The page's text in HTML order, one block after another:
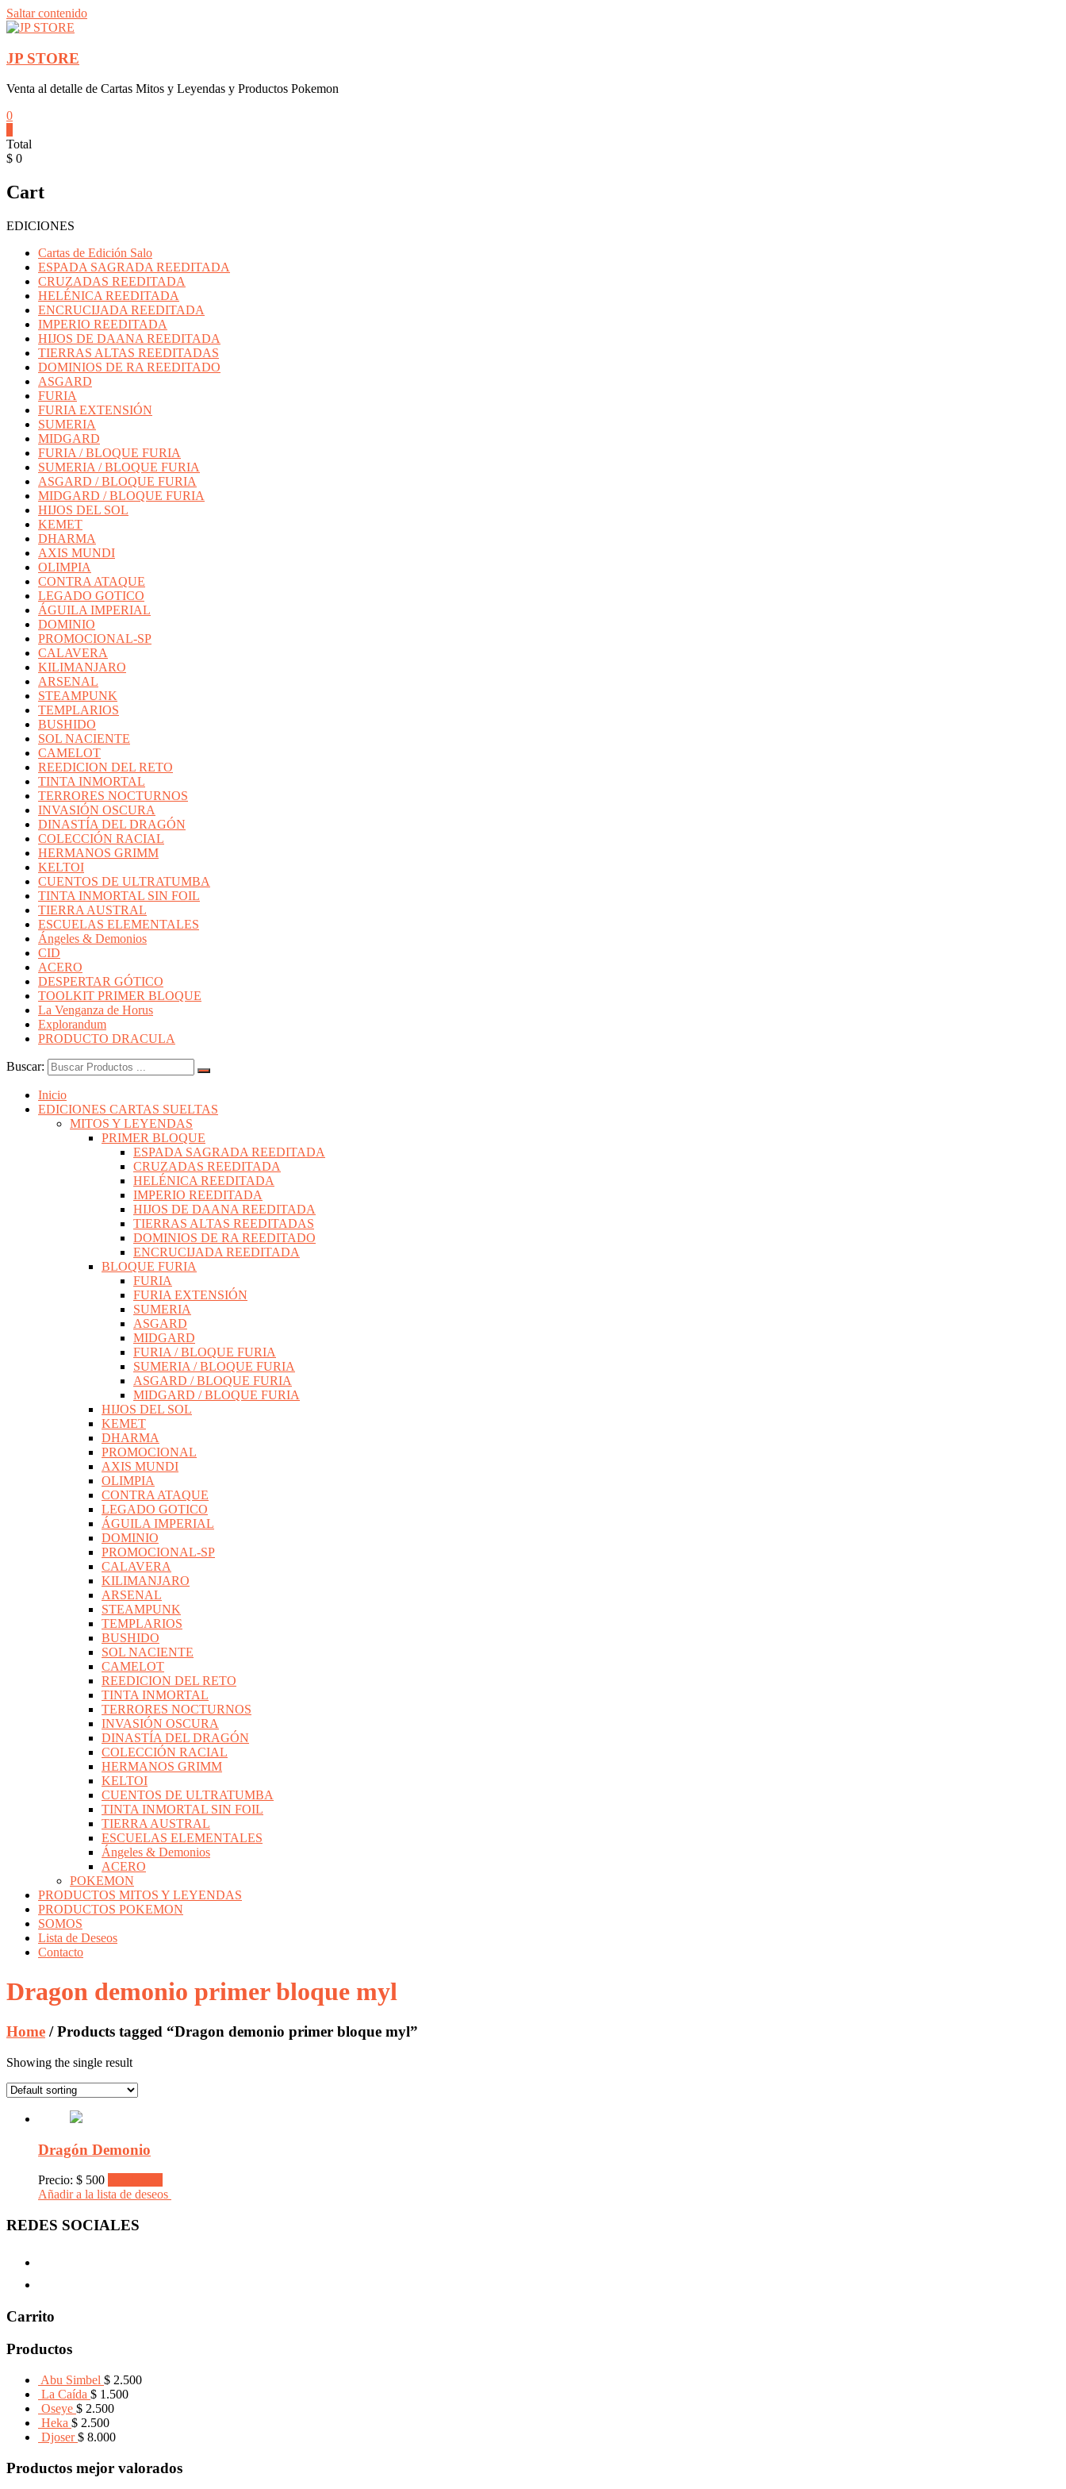
Saltar contenido
JP STORE
Venta al detalle de Cartas Mitos y Leyendas y Productos Pokemon
0
Total
$ 0
Cart
EDICIONES
Cartas de Edición Salo
ESPADA SAGRADA REEDITADA
CRUZADAS REEDITADA
HELÉNICA REEDITADA
ENCRUCIJADA REEDITADA
IMPERIO REEDITADA
HIJOS DE DAANA REEDITADA
TIERRAS ALTAS REEDITADAS
DOMINIOS DE RA REEDITADO
ASGARD
FURIA
FURIA EXTENSIÓN
SUMERIA
MIDGARD
FURIA / BLOQUE FURIA
SUMERIA / BLOQUE FURIA
ASGARD / BLOQUE FURIA
MIDGARD / BLOQUE FURIA
HIJOS DEL SOL
KEMET
DHARMA
AXIS MUNDI
OLIMPIA
CONTRA ATAQUE
LEGADO GOTICO
ÁGUILA IMPERIAL
DOMINIO
PROMOCIONAL-SP
CALAVERA
KILIMANJARO
ARSENAL
STEAMPUNK
TEMPLARIOS
BUSHIDO
SOL NACIENTE
CAMELOT
REEDICION DEL RETO
TINTA INMORTAL
TERRORES NOCTURNOS
INVASIÓN OSCURA
DINASTÍA DEL DRAGÓN
COLECCIÓN RACIAL
HERMANOS GRIMM
KELTOI
CUENTOS DE ULTRATUMBA
TINTA INMORTAL SIN FOIL
TIERRA AUSTRAL
ESCUELAS ELEMENTALES
Ángeles & Demonios
CID
ACERO
DESPERTAR GÓTICO
TOOLKIT PRIMER BLOQUE
La Venganza de Horus
Explorandum
PRODUCTO DRACULA
Buscar:
Inicio
EDICIONES CARTAS SUELTAS
MITOS Y LEYENDAS
PRIMER BLOQUE
ESPADA SAGRADA REEDITADA
CRUZADAS REEDITADA
HELÉNICA REEDITADA
IMPERIO REEDITADA
HIJOS DE DAANA REEDITADA
TIERRAS ALTAS REEDITADAS
DOMINIOS DE RA REEDITADO
ENCRUCIJADA REEDITADA
BLOQUE FURIA
FURIA
FURIA EXTENSIÓN
SUMERIA
ASGARD
MIDGARD
FURIA / BLOQUE FURIA
SUMERIA / BLOQUE FURIA
ASGARD / BLOQUE FURIA
MIDGARD / BLOQUE FURIA
HIJOS DEL SOL
KEMET
DHARMA
PROMOCIONAL
AXIS MUNDI
OLIMPIA
CONTRA ATAQUE
LEGADO GOTICO
ÁGUILA IMPERIAL
DOMINIO
PROMOCIONAL-SP
CALAVERA
KILIMANJARO
ARSENAL
STEAMPUNK
TEMPLARIOS
BUSHIDO
SOL NACIENTE
CAMELOT
REEDICION DEL RETO
TINTA INMORTAL
TERRORES NOCTURNOS
INVASIÓN OSCURA
DINASTÍA DEL DRAGÓN
COLECCIÓN RACIAL
HERMANOS GRIMM
KELTOI
CUENTOS DE ULTRATUMBA
TINTA INMORTAL SIN FOIL
TIERRA AUSTRAL
ESCUELAS ELEMENTALES
Ángeles & Demonios
ACERO
POKEMON
PRODUCTOS MITOS Y LEYENDAS
PRODUCTOS POKEMON
SOMOS
Lista de Deseos
Contacto
Dragon demonio primer bloque myl
Home / Products tagged “Dragon demonio primer bloque myl”
Showing the single result
Dragón Demonio
Precio: $ 500
Añadir a la lista de deseos
REDES SOCIALES
Carrito
Productos
Abu Simbel $ 2.500
La Caída $ 1.500
Oseye $ 2.500
Heka $ 2.500
Djoser $ 8.000
Productos mejor valorados